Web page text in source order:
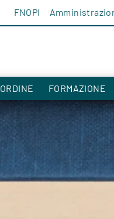
FNOPI
ORDINE FORMAZIONE